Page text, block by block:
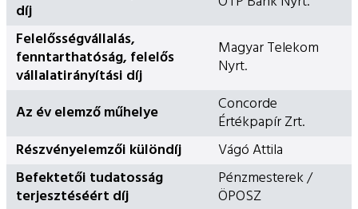
díj
Felelősségvállalás,
fenntarthatóság, felelős
vállalatirányítási díj
Magyar Telekom
Nyrt.
Az év elemző műhelye
Concorde
Értékpapír Zrt.
Részvényelemzői különdíj
Vágó Attila
Befektetői tudatosság
terjesztéséért díj
Pénzmesterek /
ÖPOSZ